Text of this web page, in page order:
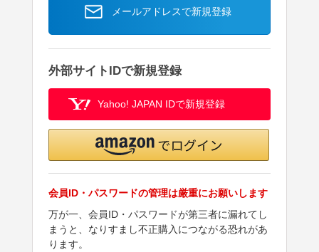
メールアドレスで新規登録
外部サイトIDで新規登録
Yahoo! JAPAN IDで新規登録
会員ID・パスワードの管理は厳重にお願いします
万が一、会員ID・パスワードが第三者に漏れてし
まうと、なりすまし不正購入につながる恐れがあ
ります。